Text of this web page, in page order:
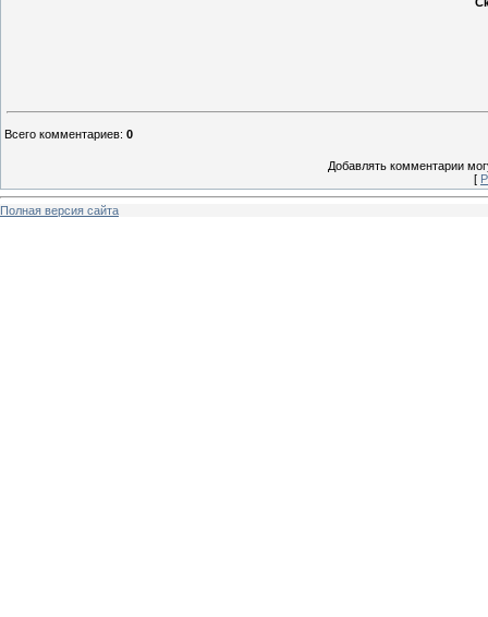
Всего комментариев: 0
Добавлять комментарии
[
Полная версия сайта